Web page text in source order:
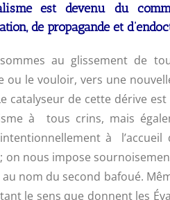
est devenu du
de propagande et
au glissement de
ou le vouloir, vers une
catalyseur de cette dérive
à tous crins, mais
à
on nous impose
nom du second bafoué.
le sens que donnent les